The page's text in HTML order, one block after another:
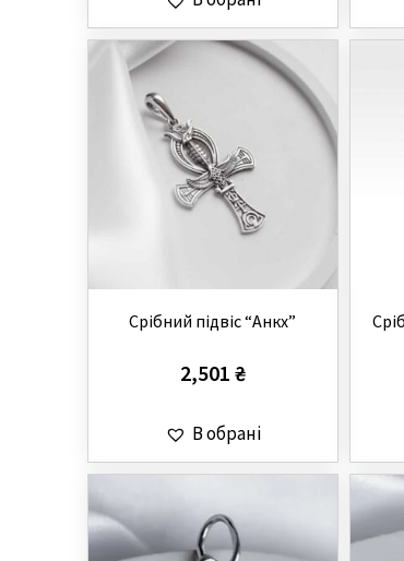
Срібний підвіс “Анкх”
2,501 ₴
В обрані